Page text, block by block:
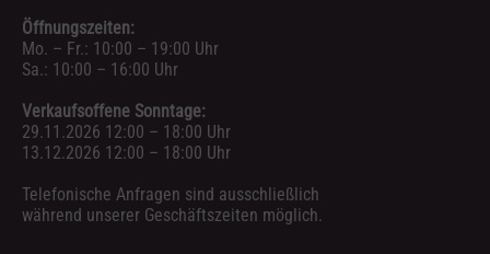
Öffnungszeiten:
Mo. – Fr.: 10:00 – 19:00 Uhr
Sa.: 10:00 – 16:00 Uhr
Verkaufsoffene Sonntage:
29.11.2026 12:00 – 18:00 Uhr
13.12.2026 12:00 – 18:00 Uhr
Telefonische Anfragen sind ausschließlich
während unserer Geschäftszeiten möglich.